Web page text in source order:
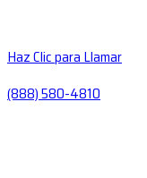
Haz Clic para Llamar
(888) 580-4810